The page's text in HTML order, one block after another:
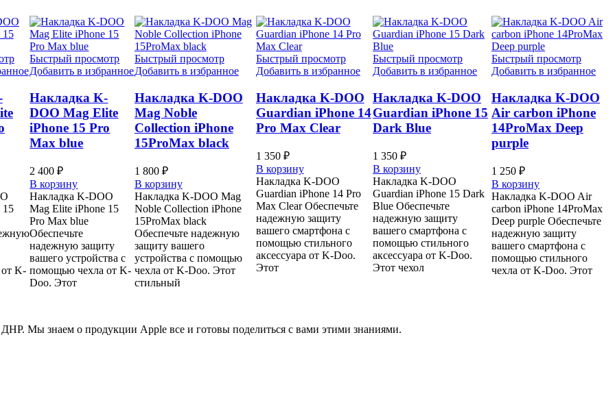
15
K-
Быстрый просмотр
Добавить в избранное
Накладка K-
DOO Mag Elite
iPhone 15 Pro
Max blue
2 400₽
В корзину
Накладка K-DOO
Mag Elite iPhone 15
Pro Max blue
Обеспечьте
надежную защиту
вашего устройства с
помощью чехла от K-
Doo. Этот
Быстрый просмотр
Добавить в избранное
Накладка K-DOO
Mag Noble
Collection iPhone
15ProMax black
1 800 ₽
В корзину
Накладка K-DOO Mag
Noble Collection iPhone
15ProMax black
Обеспечьте надежную
защиту вашего
устройства с помощью
чехла от K-Doo. Этот
стильный
Быстрый просмотр
Добавить в избранное
Накладка K-DOO
Guardian iPhone 14
Pro Max Clear
1 350 ₽
В корзину
Накладка K-DOO
Guardian iPhone 14 Pro
Max Clear Обеспечьте
надежную защиту
вашего смартфона с
помощью стильного
аксессуара от K-Doo.
Этот
Быстрый просмотр
Добавить в избранное
Накладка K-DOO
Guardian iPhone 15
Dark Blue
1 350₽
В корзину
Накладка K-DOO
Guardian iPhone 15 Dark
Blue Обеспечьте
надежную защиту
вашего смартфона с
помощью стильного
аксессуара от K-Doo.
Этот чехол
Быстрый просмотр
Добавить в избранное
Накладка K-DOO
Air carbon iPhone
14ProMax Deep
purple
1 250₽
В корзину
Накладка K-DOO Air
carbon iPhone 14ProMax
Deep purple Обеспечьте
надежную защиту
вашего смартфона с
помощью стильного
чехла от K-Doo. Этот
Мы знаем о продукции Apple все и готовы поделиться с вами этими знаниями.